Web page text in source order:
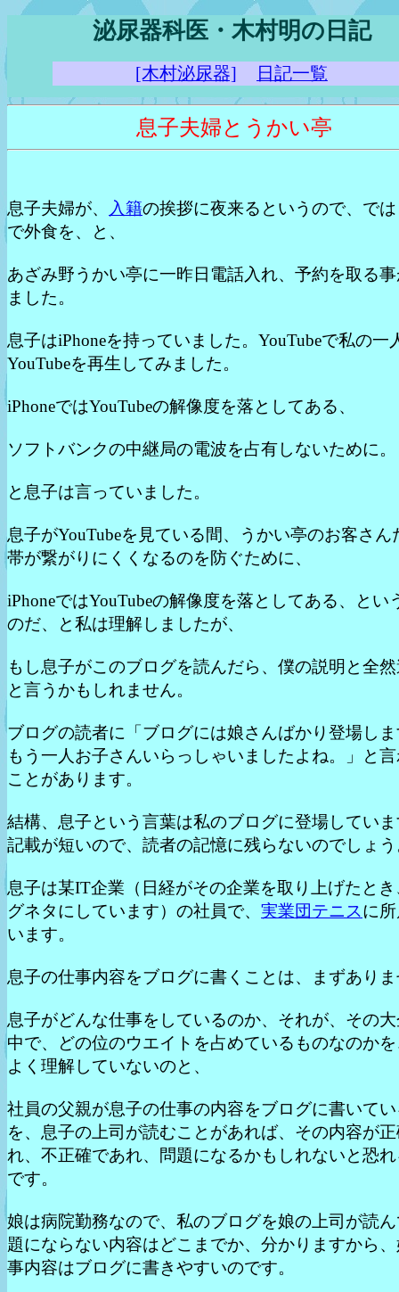
泌尿器科医・木村明の日記
[木村泌尿器] 日記一覧
息子夫婦とうかい亭
息子夫婦が、 入籍の挨拶に夜来るというので、で
で外食を、と、
あざみ野うかい亭に一昨日電話入れ、予約を取る
ました。
息子はiPhoneを持っていました。YouTubeで私の一
YouTubeを再生してみました。
iPhoneではYouTubeの解像度を落としてある、
ソフトバンクの中継局の電波を占有しないために。
と息子は言っていました。
息子がYouTubeを見ている間、うかい亭のお客さん
帯が繋がりにくくなるのを防ぐために、
iPhoneではYouTubeの解像度を落としてある、とい
のだ、と私は理解しましたが、
もし息子がこのブログを読んだら、僕の説明と全
と言うかもしれません。
ブログの読者に「ブログには娘さんばかり登場し
もう一人お子さんいらっしゃいましたよね。」と
ことがあります。
結構、息子という言葉は私のブログに登場してい
記載が短いので、読者の記憶に残らないのでしょ
息子は某IT企業（日経がその企業を取り上げたと
グネタにしています）の社員で、 実業団テニスに
います。
息子の仕事内容をブログに書くことは、まずあり
息子がどんな仕事をしているのか、それが、その
中で、どの位のウエイトを占めているものなのか
よく理解していないのと、
社員の父親が息子の仕事の内容をブログに書いて
を、息子の上司が読むことがあれば、その内容が
れ、不正確であれ、問題になるかもしれないと恐
です。
娘は病院勤務なので、私のブログを娘の上司が読
題にならない内容はどこまでか、分かりますから
事内容はブログに書きやすいのです。